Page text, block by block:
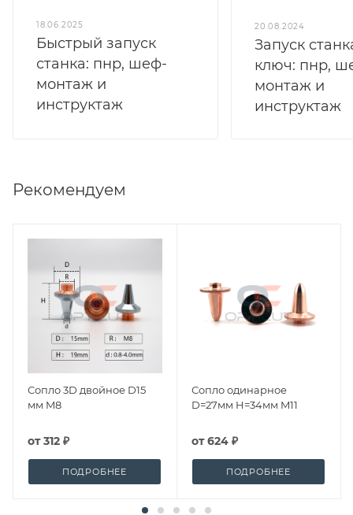
18.06.2025
Быстрый запуск
станка: пнр, шеф-
монтаж и
инструктаж
20.08.2024
Запуск
ключ: пнр,
монтаж и
инструктаж
Рекомендуем
Сопло 3D двойное D15
мм M8
от312 ₽
ПОДРОБНЕЕ
Сопло одинарное
D=27мм H=34мм M11
от624 ₽
ПОДРОБНЕЕ